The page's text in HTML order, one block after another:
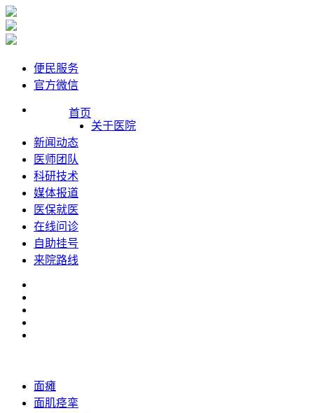
便民服务
官方微信
首页
关于医院
新闻动态
医师团队
科研技术
媒体报道
医保就医
在线问诊
自助挂号
来院路线
面瘫
面肌痉挛